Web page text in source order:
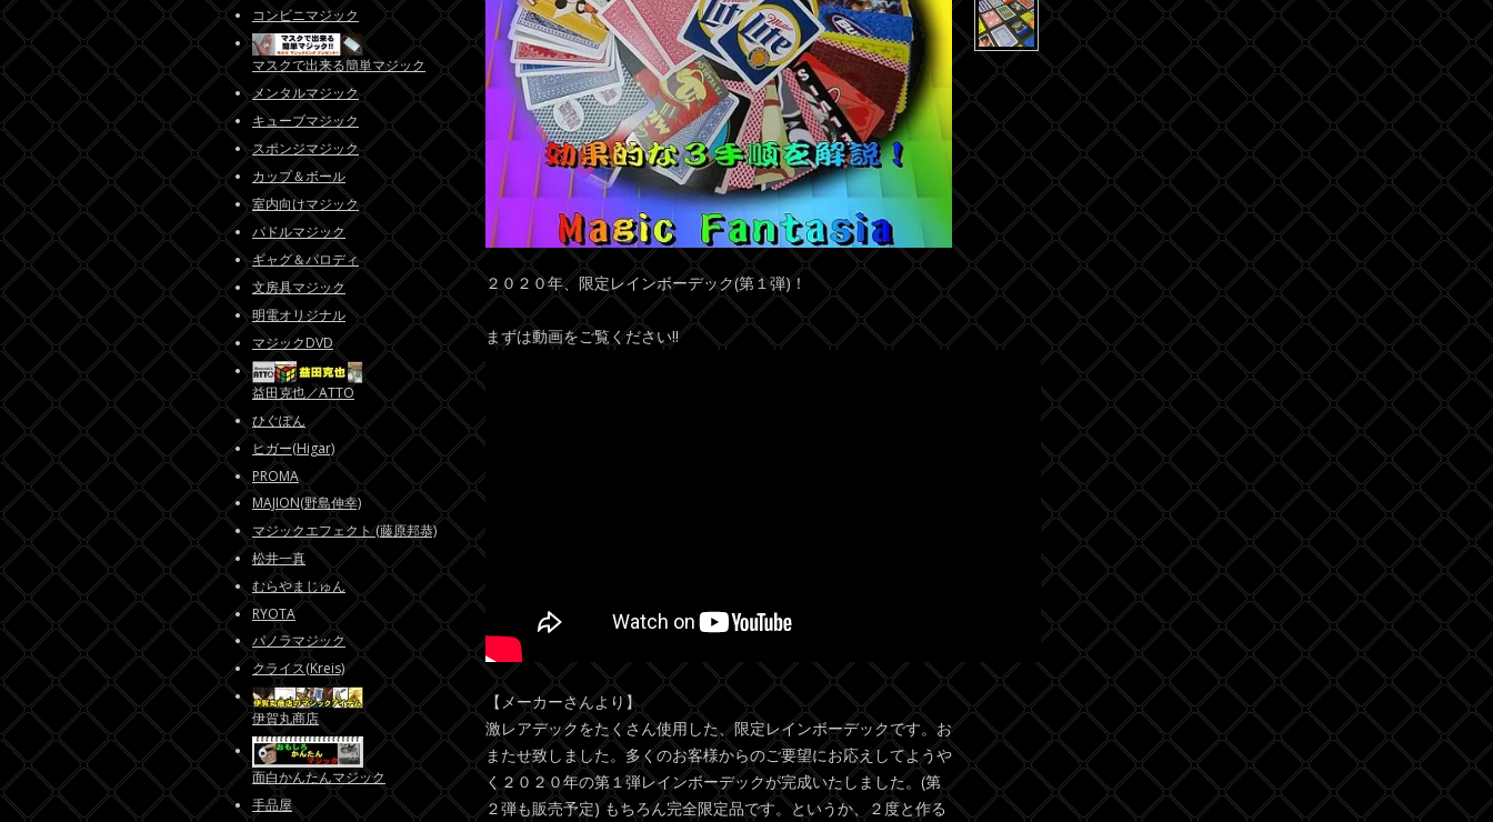
２０２０年、限定レインボーデック(第１弾)！
まずは動画をご覧ください!!
【メーカーさんより】
激レアデックをたくさん使用した、限定レインボーデックです。お
またせ致しました。多くのお客様からのご要望にお応えしてようや
く２０２０年の第１弾レインボーデックが完成いたしました。(第
２弾も販売予定) もちろん完全限定品です。というか、２度と作る
コンビニマジック
マスクで出来る簡単マジック
メンタルマジック
キューブマジック
スポンジマジック
カップ＆ボール
室内向けマジック
パドルマジック
ギャグ＆パロディ
文房具マジック
明電オリジナル
マジックDVD
益田克也／ATTO
ひぐぽん
ヒガー(Higar)
PROMA
MAJION(野島伸幸)
マジックエフェクト (藤原邦恭)
松井一真
むらやまじゅん
RYOTA
パノラマジック
クライス(Kreis)
伊賀丸商店
面白かんたんマジック
手品屋